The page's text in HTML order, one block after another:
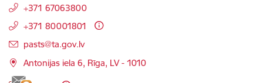
+371 67063800
+371 80001801
E-pasts:
pasts@ta.gov.lv
Antonijas iela 6, Rīga, LV - 1010